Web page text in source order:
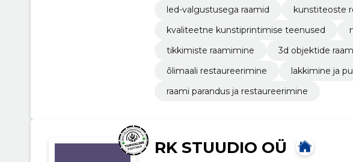
led-valgustusega raamid
kunstiteoste
kvaliteetne kunstiprintimise teenused
tikkimiste raamimine
3d objektide
õlimaali restaureerimine
lakkimine ja
raami parandus ja restaureerimine
RK STUUDIO OÜ